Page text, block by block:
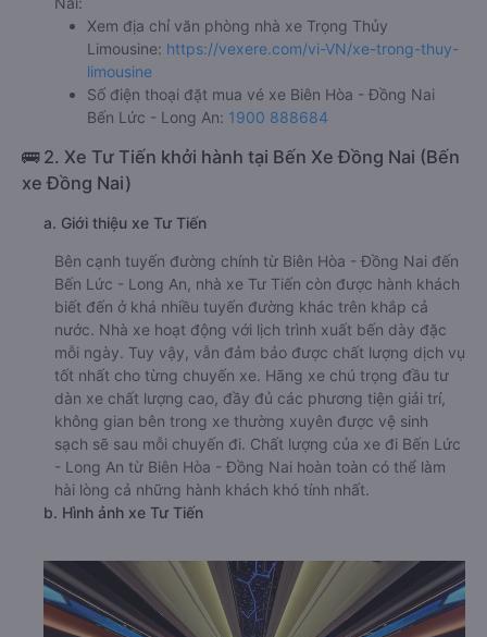
Xem địa chỉ văn phòng nhà xe Trọng Thủy
Limousine: https://vexere.com/vi-VN/xe-trong-thuy-
limousine
Số điện thoại đặt mua vé xe Biên Hòa - Đồng Nai
Bến Lức - Long An: 1900 888684
🚌 2. Xe Tư Tiến khởi hành tại Bến Xe Đồng Nai (Bến
xe Đồng Nai)
a. Giới thiệu xe Tư Tiến
Bên cạnh tuyến đường chính từ Biên Hòa - Đồng Nai đến
Bến Lức - Long An, nhà xe Tư Tiến còn được hành khách
biết đến ở khá nhiều tuyến đường khác trên khắp cả
nước. Nhà xe hoạt động với lịch trình xuất bến dày đặc
mỗi ngày. Tuy vậy, vẫn đảm bảo được chất lượng dịch vụ
tốt nhất cho từng chuyến xe. Hãng xe chú trọng đầu tư
dàn xe chất lượng cao, đầy đủ các phương tiện giải trí,
không gian bên trong xe thường xuyên được vệ sinh
sạch sẽ sau mỗi chuyến đi. Chất lượng của xe đi Bến Lức
- Long An từ Biên Hòa - Đồng Nai hoàn toàn có thể làm
hài lòng cả những hành khách khó tính nhất.
b. Hình ảnh xe Tư Tiến